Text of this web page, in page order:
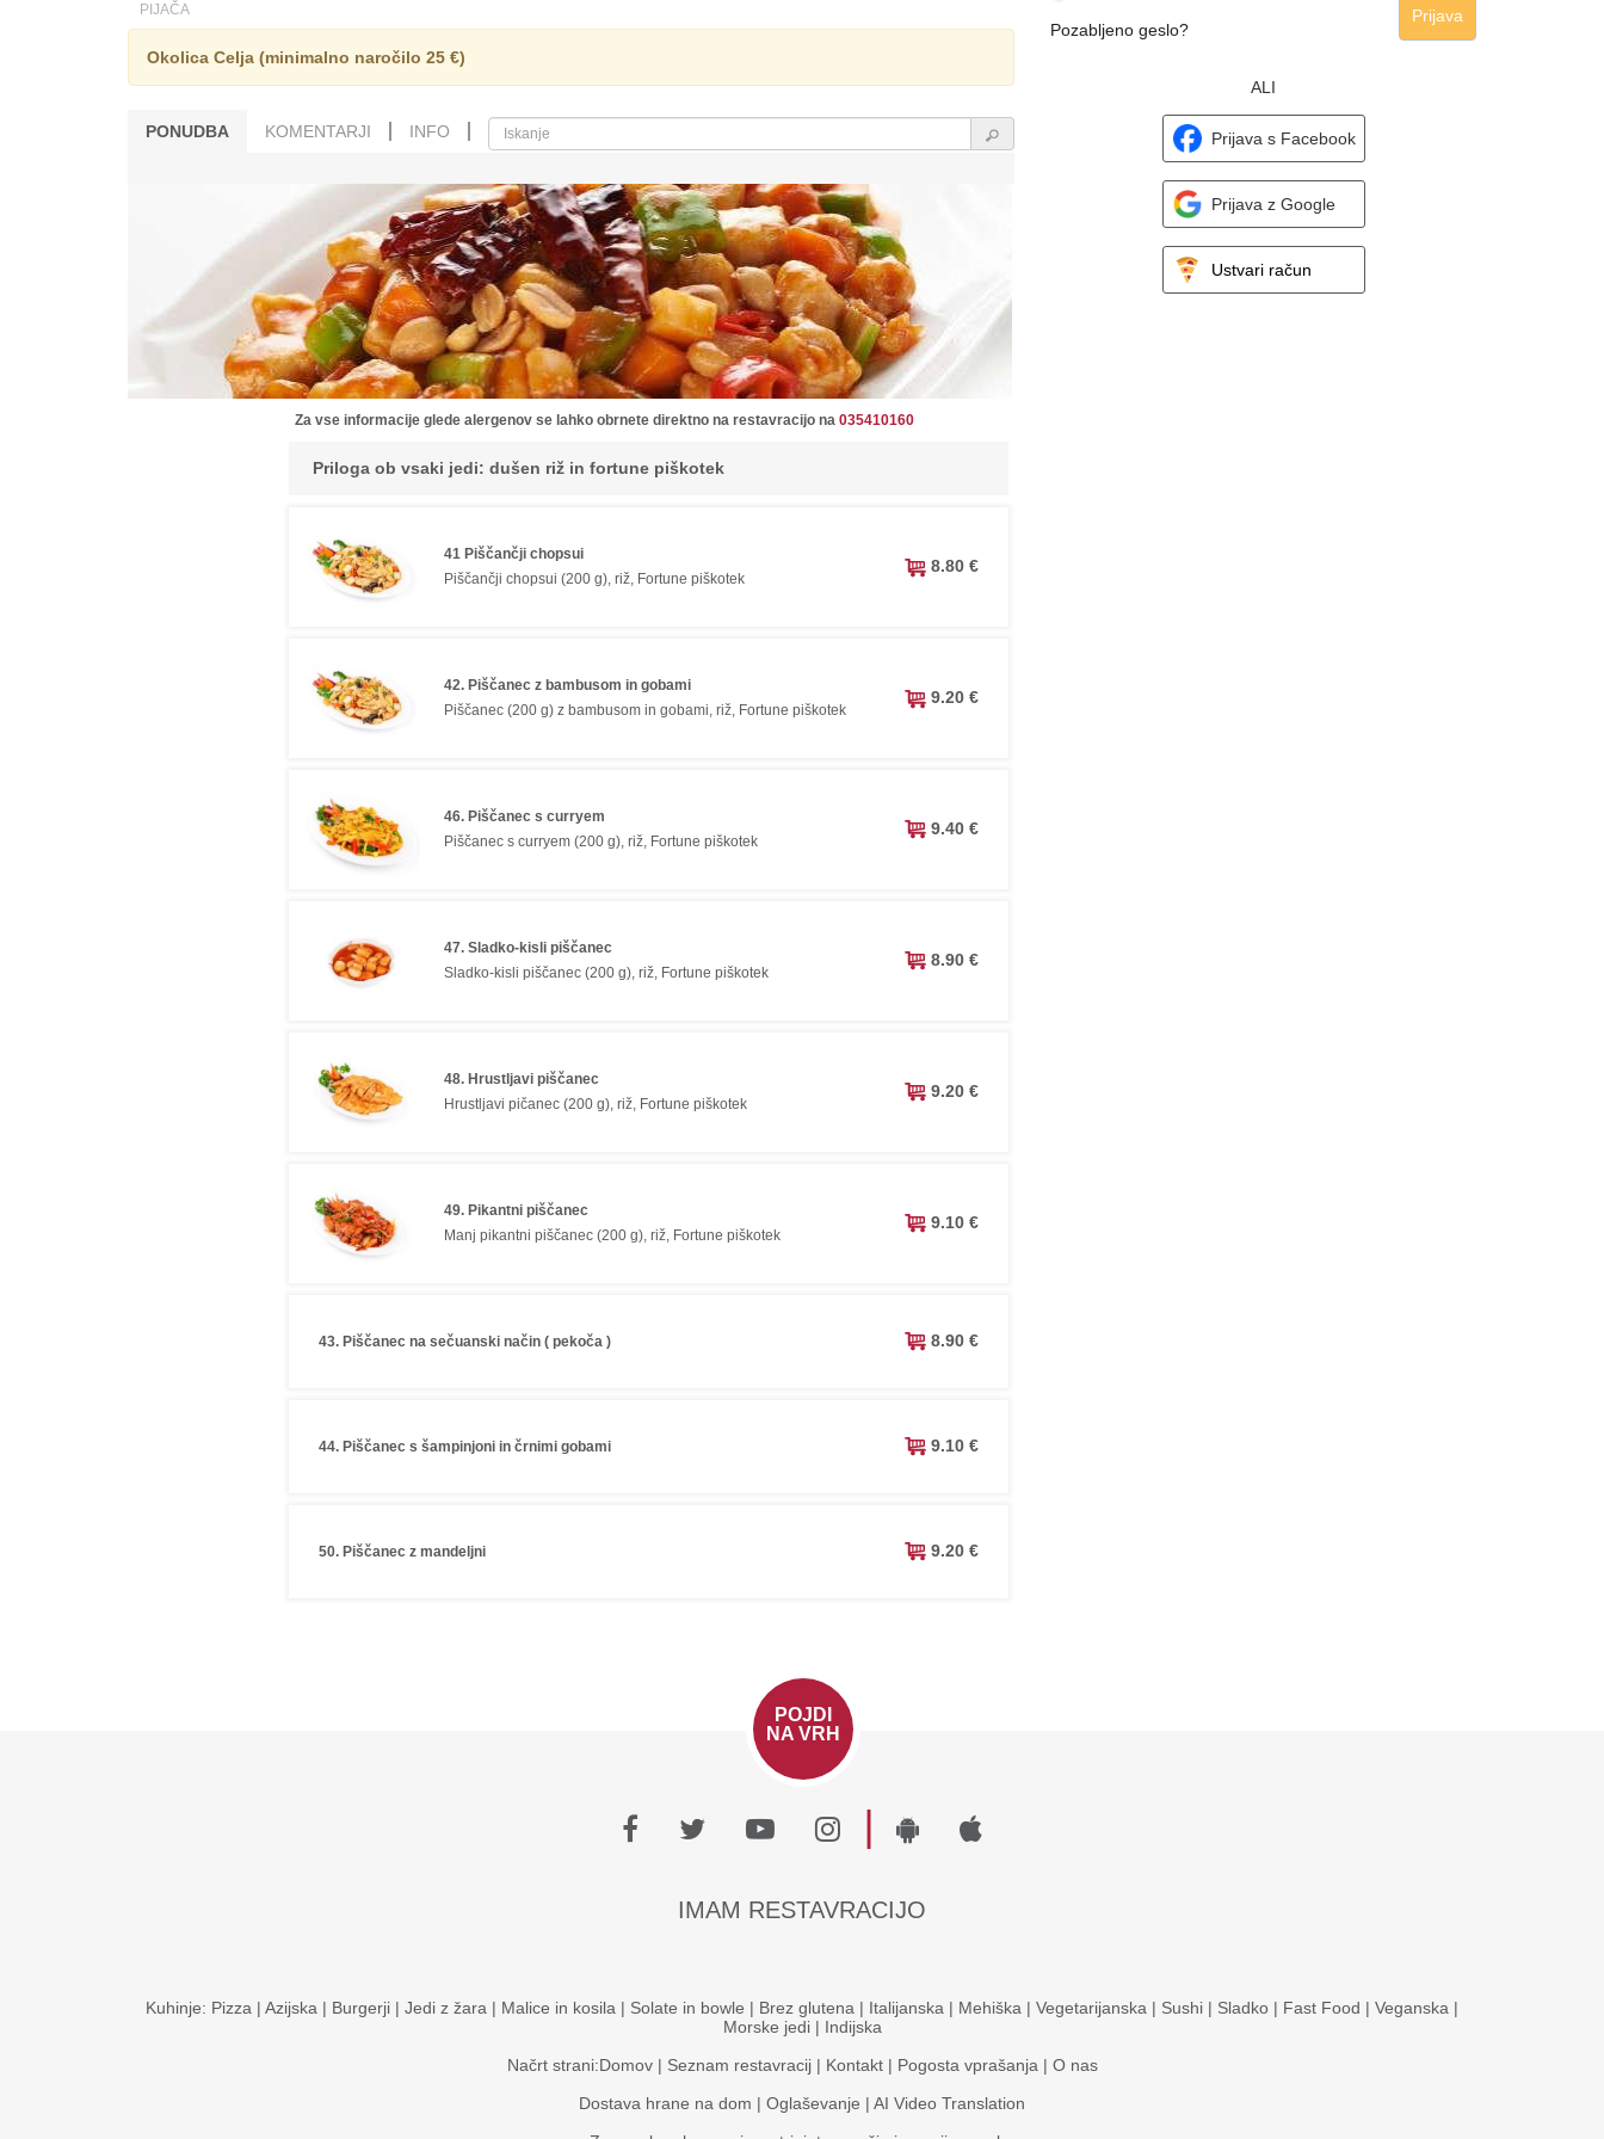
Okolica Celja (minimalno naročilo 25 €)
PONUDBA KOMENTARJI INFO
PIJAČA
Za vse informacije glede alergenov se lahko obrnete direktno na restavracijo na 035410160
Priloga ob vsaki jedi: dušen riž in fortune piškotek
41 Piščančji chopsui
Piščančji chopsui (200 g), riž, Fortune piškotek
8.80 €
42. Piščanec z bambusom in gobami
Piščanec (200 g) z bambusom in gobami, riž, Fortune piškotek
9.20 €
46. Piščanec s curryem
Piščanec s curryem (200 g), riž, Fortune piškotek
9.40 €
47. Sladko-kisli piščanec
Sladko-kisli piščanec (200 g), riž, Fortune piškotek
8.90 €
48. Hrustljavi piščanec
Hrustljavi pičanec (200 g), riž, Fortune piškotek
9.20 €
49. Pikantni piščanec
Manj pikantni piščanec (200 g), riž, Fortune piškotek
9.10 €
43. Piščanec na sečuanski način ( pekoča ) 8.90 €
44. Piščanec s šampinjoni in črnimi gobami 9.10 €
50. Piščanec z mandeljni 9.20 €
Pozabljeno geslo?
Prijava
ALI
Prijava s Facebook
Prijava z Google
Ustvari račun
POJDI
NA VRH
|
IMAM RESTAVRACIJO
Kuhinje: Pizza | Azijska | Burgerji | Jedi z žara | Malice in kosila | Solate in bowle | Brez glutena | Italijanska | Mehiška | Vegetarijanska | Sushi | Sladko | Fast Food | Veganska |
Morske jedi| Indijska
Načrt strani:Domov| Seznam restavracij| Kontakt| Pogosta vprašanja | O nas
Dostava hrane na dom | Oglaševanje | AI Video Translation